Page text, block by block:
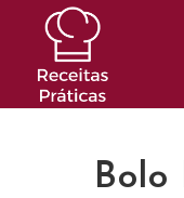
conteúdo
Bolo